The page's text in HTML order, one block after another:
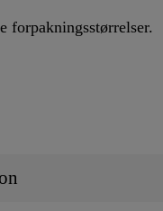
forpakningsstørrelser.